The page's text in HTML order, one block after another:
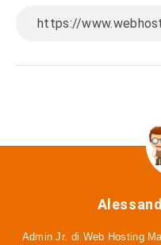
Admin Jr. di Web Hosting